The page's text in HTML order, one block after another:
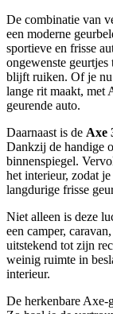
De combinatie van
een moderne
sportieve en frisse
ongewenste
blijft ruiken. Of je nu
lange rit maakt, met
geurende auto.
Daarnaast is de Axe
Dankzij de handige
binnenspiegel.
het interieur, zodat
langdurige frisse
Niet alleen is deze
een camper,
uitstekend tot zijn
weinig ruimte in
interieur.
De herkenbare Axe-